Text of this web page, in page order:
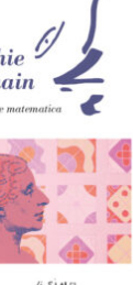
Aggiungi
alla lista
dei
desideri